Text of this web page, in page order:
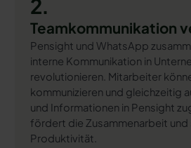
2.
Teamkommunikation
Pensight und WhatsApp
interne Kommunikation in
revolutionieren. Mitarbeiter
kommunizieren und gleichzeitig
und Informationen in Pensight
fördert die Zusammenarbeit
Produktivität.